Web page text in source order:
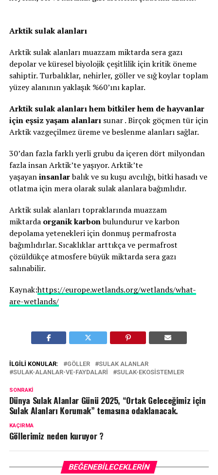
Arktik sulak alanları
Arktik sulak alanları muazzam miktarda sera gazı
depolar ve küresel biyolojik çeşitlilik için kritik öneme
sahiptir. Turbalıklar, nehirler, göller ve sığ koylar toplam
yüzey alanının yaklaşık %60’ını kaplar.
Arktik sulak alanları hem bitkiler hem de hayvanlar
için eşsiz yaşam alanlarısunar . Birçok göçmen tür için
Arktik vazgeçilmez üreme ve beslenme alanları sağlar.
30’dan fazla farklı yerli grubu da içeren dört milyondan
fazla insan Arktik’te yaşıyor. Arktik’te
yaşayaninsanlarbalık ve su kuşu avcılığı, bitki hasadı ve
otlatma için mera olarak sulak alanlara bağımlıdır.
Arktik sulak alanları topraklarında muazzam
miktarda organik karbonbulundurur ve karbon
depolama yetenekleri için donmuş permafrosta
bağımlıdırlar. Sıcaklıklar arttıkça ve permafrost
çözüldükçe atmosfere büyük miktarda sera gazı
salınabilir.
Kaynak:https://europe.wetlands.org/wetlands/what-
are-wetlands/
İLGILI KONULAR: GÖLLER
SULAK ALANLAR
SULAK-ALANLAR-VE-FAYDALARI
SULAK-EKOSISTEMLER
SONRAKI
Dünya Sulak Alanlar Günü 2025, “Ortak Geleceğimiz için
Sulak Alanları Korumak” temasına odaklanacak.
KAÇIRMA
Göllerimiz neden kuruyor ?
BEĞENEBILECEKLERIN